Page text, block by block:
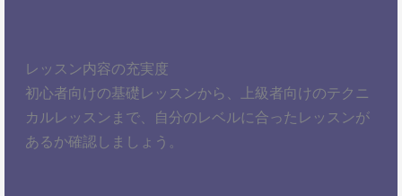
レッスン内容の充実度
初心者向けの基礎レッスンから、上級者向けのテクニ
カルレッスンまで、自分のレベルに合ったレッスンが
あるか確認しましょう。